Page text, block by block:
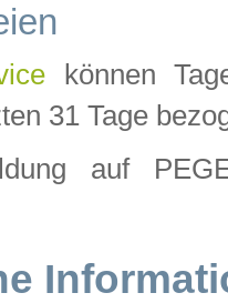
können
31 Tage
auf